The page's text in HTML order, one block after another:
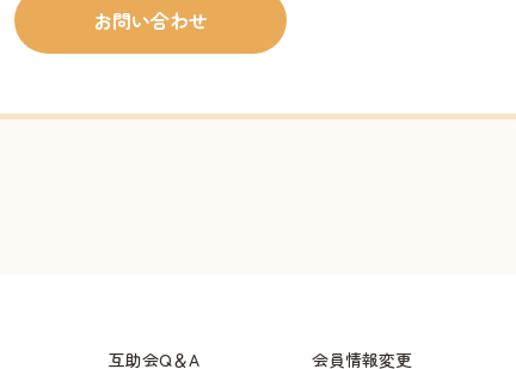
お問い合わせ
互助会Q＆A 会員情報変更